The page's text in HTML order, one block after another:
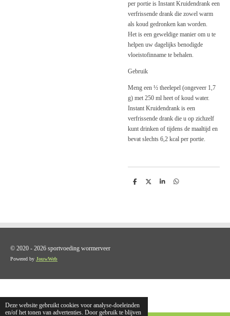
Deze website gebruikt cookies voor analyse-doeleinden
en/of het tonen van advertenties. Door gebruik te blijven
per portie is Instant Kruidendrank een
verfrissende drank die zowel warm
als koud gedronken kan worden.
Het is een geweldige manier om u te
helpen uw dagel­ijks benodigde
vloeistofinname te behalen.
Gebruik
Meng een ½ theelepel (ongeveer 1,7
g) met 250 ml heet of koud water.
Instant Kruidendrank is een
verfrissende drank die u op zichzelf
kunt drinken of tijdens de maaltijd en
bevat slechts 6,2 kcal per portie.
D
D
S
D
© 2020 - 2026 sportvoeding wormerveer
Powered by JouwWeb